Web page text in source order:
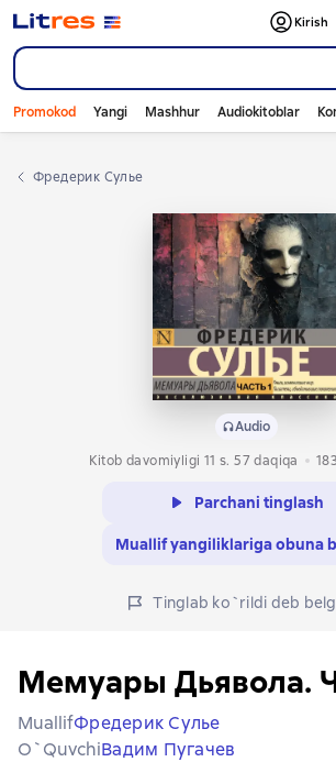
Kirish
Promokod Yangi Mashhur Audiokitoblar
Фредерик Сулье
Audio
Kitob davomiyligi 11 s. 57 daqiqa
Parchani tinglash
Muallif yangiliklariga obuna
Tinglab ko`rildi deb
Мемуары Дьявола.
MuallifФредерик Сулье
O`quvchiВадим Пугачев